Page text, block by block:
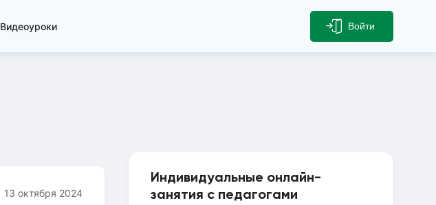
Видеоуроки Войти
Индивидуальные онлайн-
занятия с педагогами
13 октября 2024